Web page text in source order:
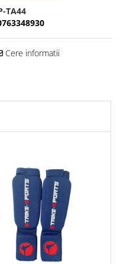
TA44
Cere informatii